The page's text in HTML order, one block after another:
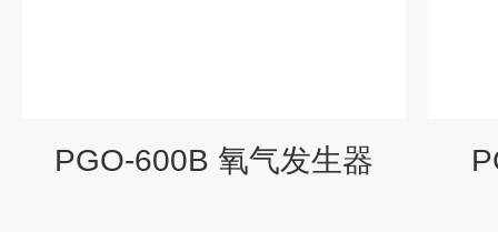
PGO-600B 氧气发生器